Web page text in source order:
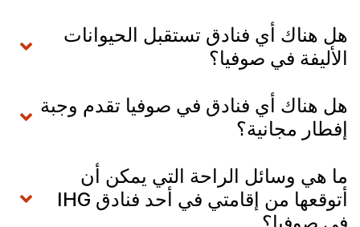
هل هناك أي فنادق تستقبل الحيوانات
الأليفة في صوفيا؟
هل هناك أي فنادق في صوفيا تقدم وجبة
إفطار مجانية؟
ما هي وسائل الراحة التي يمكن أن
أتوقعها من إقامتي في أحد فنادق IHG